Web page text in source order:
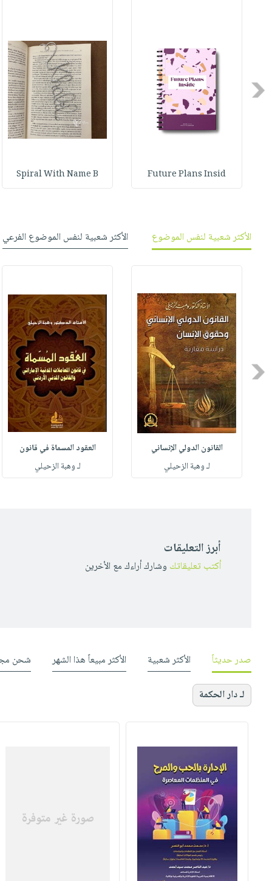
نيل
تواصل
معنا
الإصدارات
Previous
Future Plans Insid
Spiral With Name B
الأكثر شعبية لنفس الموضوع
الأكثر شعبية لنفس الموضوع الفرعي
Previous
القانون الدولي الإنساني
لـ وهبة الزحيلي
العقود المسماة في قانون
لـ وهبة الزحيلي
أبرز التعليقات
أكتب تعليقاتك وشارك أراءك مع الأخرين
صدر حديثاً الأكثر شعبية الأكثر مبيعاً هذا الشهر شحن
لـ دار الحكمة